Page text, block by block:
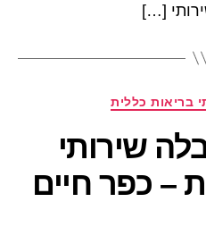
[…]
קטגוריות
בריאות כללית
שירותי
– כפר חיים